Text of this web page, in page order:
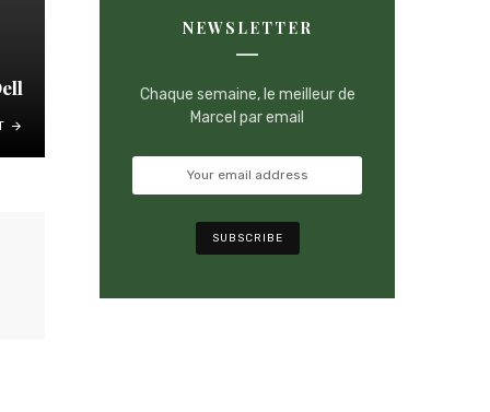
NEWSLETTER
Chaque semaine, le meilleur de
Marcel par email